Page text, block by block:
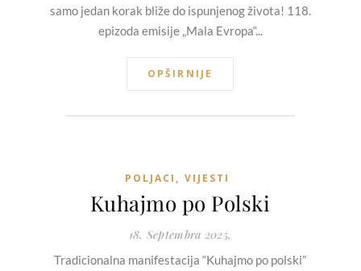
samo jedan korak bliže do ispunjenog života! 118.
epizoda emisije „Mala Evropa“...
OPŠIRNIJE
POLJACI , VIJESTI
Kuhajmo po Polski
18. Septembra 2025.
Tradicionalna manifestacija “Kuhajmo po polski”